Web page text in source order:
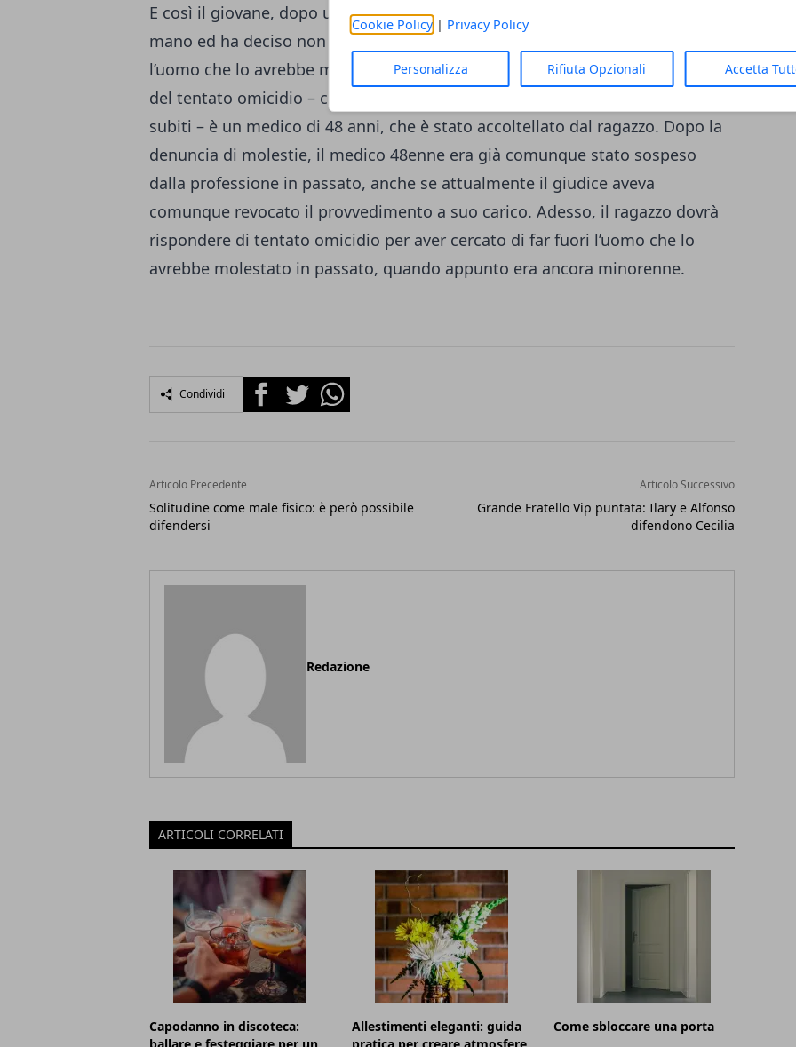
Cookie Policy| Privacy Policy
Personalizza Rifiuta Opzionali Accetta
E così il giovane, dopo un periodo di riflessione, ha preso il coraggio in
mano ed ha deciso non solo di denunciare l’accaduto ma anche di uccidere
l’uomo che lo avrebbe molestato quando era solo un ragazzino: la vittima
del tentato omicidio – che comunque è a processo per gli abusi sessuali
subiti – è un medico di 48 anni, che è stato accoltellato dal ragazzo. Dopo la
denuncia di molestie, il medico 48enne era già comunque stato sospeso
dalla professione in passato, anche se attualmente il giudice aveva
comunque revocato il provvedimento a suo carico. Adesso, il ragazzo dovrà
rispondere di tentato omicidio per aver cercato di far fuori l’uomo che lo
avrebbe molestato in passato, quando appunto era ancora minorenne.
Condividi FacebookTwitterWhatsapp
Articolo Precedente
Solitudine come male fisico: è però possibile
difendersi
Articolo Successivo
Grande Fratello Vip puntata: Ilary e Alfonso
difendono Cecilia
Redazione
ARTICOLI CORRELATI
Capodanno in discoteca:
ballare e festeggiare per un
Allestimenti eleganti: guida
pratica per creare atmosfere
Come sbloccare una porta